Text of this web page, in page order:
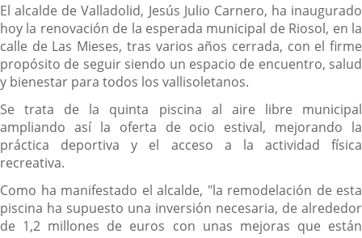
El alcalde de Valladolid, Jesús Julio Carnero, ha inaugurado
hoy la renovación de la esperada municipal de Riosol, en la
calle de Las Mieses, tras varios años cerrada, con el firme
propósito de seguir siendo un espacio de encuentro, salud
y bienestar para todos los vallisoletanos.
Se trata de la quinta piscina al aire libre municipal
ampliando así la oferta de ocio estival, mejorando la
práctica deportiva y el acceso a la actividad física
recreativa.
Como ha manifestado el alcalde, "la remodelación de esta
piscina ha supuesto una inversión necesaria, de alrededor
de 1,2 millones de euros con unas mejoras que están